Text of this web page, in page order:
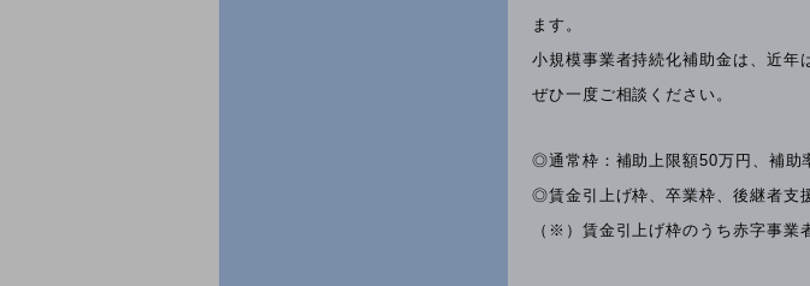
ます。
小規模事業者持続化補助金は、近年
ぜひ一度ご相談ください。
◎通常枠：補助上限額50万円、補助
◎賃金引上げ枠、卒業枠、後継者支
（※）賃金引上げ枠のうち赤字事業